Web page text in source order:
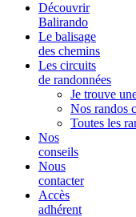
Découvrir
Balirando
Le balisage
des chemins
Les circuits
de randonnées
Je trouve
Nos randos
Toutes les
Nos
conseils
Nous
contacter
Accès
adhérent